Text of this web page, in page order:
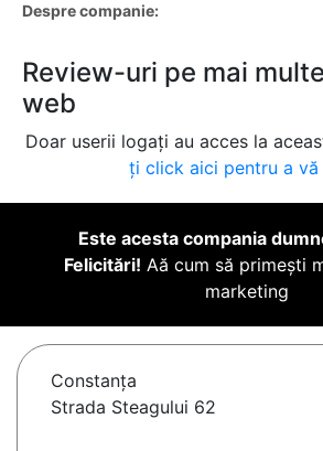
Despre companie:
Review-uri pe mai
web
Doar userii logați au acces la
ți click aici pentru a vă
Este acesta compania
Felicitări! Aă cum să primești
marketing
Constanţa
Strada Steagului 62